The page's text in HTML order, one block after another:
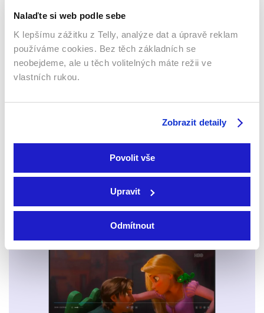
Nalaďte si web podle sebe
K lepšímu zážitku z Telly, analýze dat a úpravě reklam
používáme cookies. Bez těch základních se
neobejdeme, ale u těch volitelných máte režii ve
vlastních rukou.
Zobrazit detaily
Povolit vše
Upravit
Odmítnout
Zúčtování Země žen
Filmy / Drama
Sledujte kdekoliv až na 6 zařízeních
Sledovat internetovou televizi jde odkudkoliv
po celé EU, a to až na 6 zařízeních.